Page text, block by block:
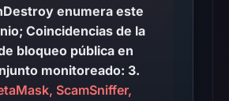
not
establish
the
cause.
enumera este
Coincidencias de la
bloqueo pública en
monitoreado: 3.
ScamSniffer,